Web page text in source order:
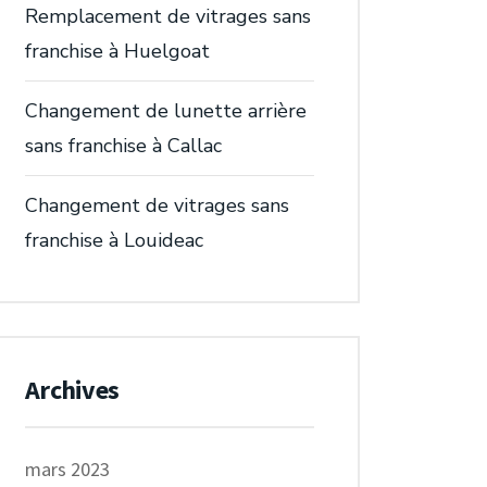
Remplacement de vitrages sans
franchise à Huelgoat
Changement de lunette arrière
sans franchise à Callac
Changement de vitrages sans
franchise à Louideac
Archives
mars 2023